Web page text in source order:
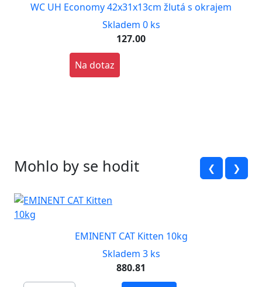
WC UH Economy 42x31x13cm žlutá s okrajem
Skladem 0 ks
127.00
Na dotaz
Mohlo by se hodit ❮ ❯
EMINENT CAT Kitten 10kg
Skladem 3 ks
880.81